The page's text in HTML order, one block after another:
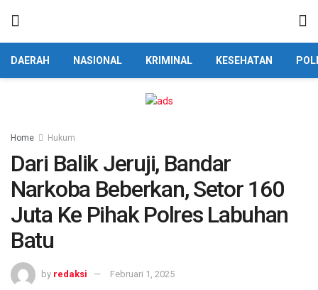
DAERAH NASIONAL KRIMINAL KESEHATAN
Home Hukum
Dari Balik Jeruji, Bandar
Narkoba Beberkan, Setor 160
Juta Ke Pihak Polres Labuhan
Batu
by redaksi Februari 1, 2025